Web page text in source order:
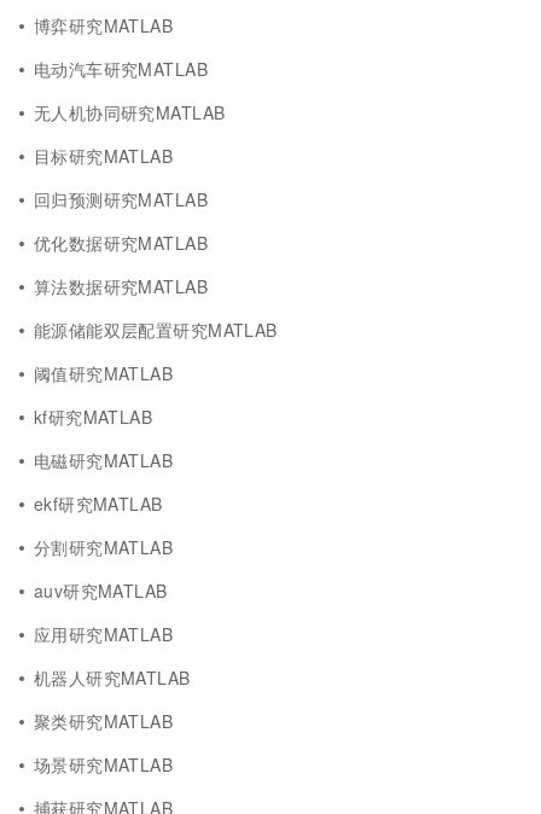
博弈研究MATLAB
电动汽车研究MATLAB
无人机协同研究MATLAB
目标研究MATLAB
回归预测研究MATLAB
优化数据研究MATLAB
算法数据研究MATLAB
能源储能双层配置研究MATLAB
阈值研究MATLAB
kf研究MATLAB
电磁研究MATLAB
ekf研究MATLAB
分割研究MATLAB
auv研究MATLAB
应用研究MATLAB
机器人研究MATLAB
聚类研究MATLAB
场景研究MATLAB
捕获研究MATLAB